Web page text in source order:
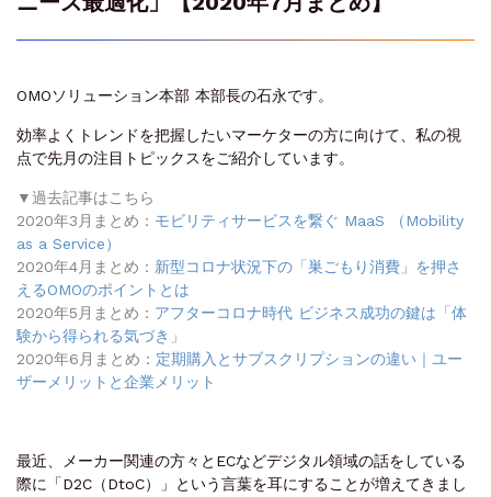
OMOソリューション本部 本部長の石永です。
効率よくトレンドを把握したいマーケターの方に向けて、私の視
点で先月の注目トピックスをご紹介しています。
▼過去記事はこちら
2020年3月まとめ： モビリティサービスを繋ぐ MaaS （Mobility
as a Service）
2020年4月まとめ： 新型コロナ状況下の「巣ごもり消費」を押さ
えるOMOのポイントとは
2020年5月まとめ： アフターコロナ時代 ビジネス成功の鍵は「体
験から得られる気づき」
2020年6月まとめ： 定期購入とサブスクリプションの違い｜ユー
ザーメリットと企業メリット
最近、メーカー関連の方々とECなどデジタル領域の話をしている
際に「D2C（DtoC）」という言葉を耳にすることが増えてきまし